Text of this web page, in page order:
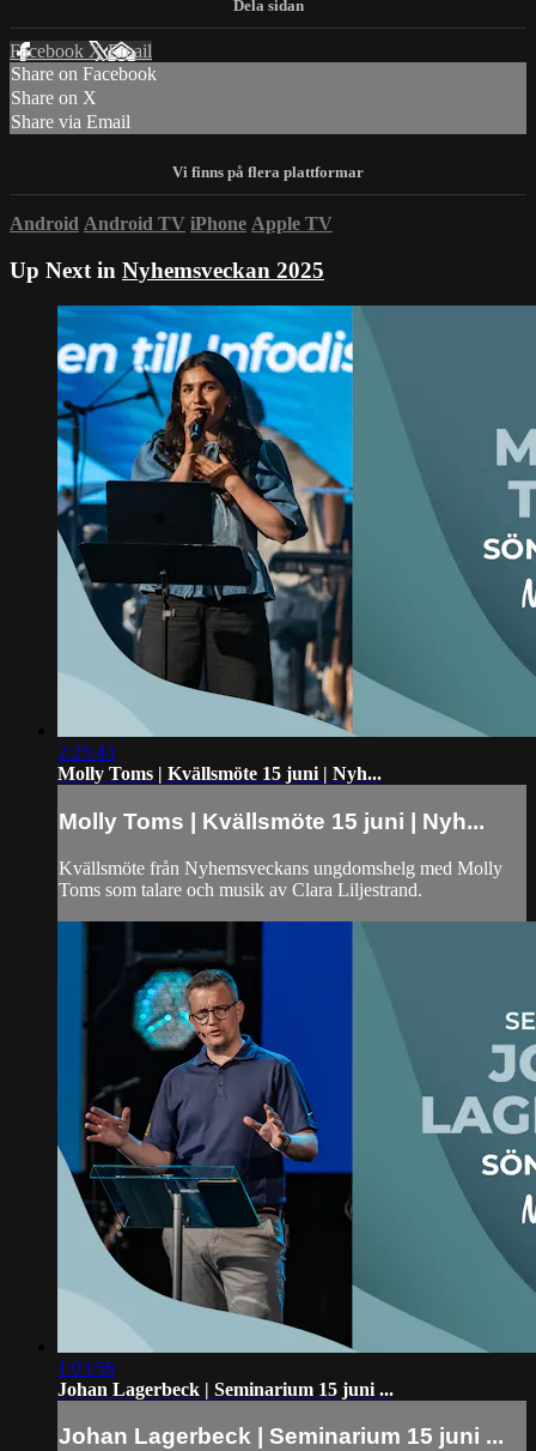
Facebook XEmail
Share on Facebook
Share on X
Share via Email
Android Android TV iPhone Apple TV
Up Next in Nyhemsveckan 2025
2:25:43
Molly Toms | Kvällsmöte 15 juni | Nyh...
Molly Toms | Kvällsmöte 15 juni | Nyh...
Kvällsmöte från Nyhemsveckans ungdomshelg med Molly
Toms som talare och musik av Clara Liljestrand.
1:03:56
Johan Lagerbeck | Seminarium 15 juni ...
Johan Lagerbeck | Seminarium 15 juni ...